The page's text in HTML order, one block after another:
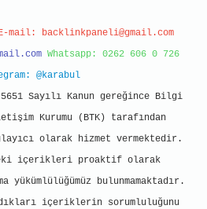
mail: backlinkpaneli@gmail.com
Whatsapp: 0262 606 0 726
@karabul
Sayılı Kanun gereğince Bilgi
Kurumu (BTK) tarafından
olarak hizmet vermektedir.
içerikleri proaktif olarak
yükümlülüğümüz bulunmamaktadır.
içeriklerin sorumluluğunu